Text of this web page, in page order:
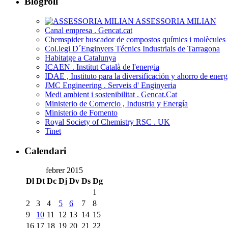
ASSESSORIA MILIAN
Canal empresa . Gencat.cat
Chemspider buscador de compostos químics i molècules
Col.legi D´Enginyers Técnics Industrials de Tarragona
Habitatge a Catalunya
ICAEN . Institut Català de l'energia
IDAE , Instituto para la diversificación y ahorro de
JMC Engineering . Serveis d' Enginyeria
Medi ambient i sostenibilitat . Gencat.Cat
Ministerio de Comercio , Industria y Energía
Ministerio de Fomento
Royal Society of Chemistry RSC . UK
Tinet
Calendari
febrer 2015
Dl Dt Dc Dj Dv Ds Dg
1
2
3 4 5 6 7
8
9
10 11 12 13 14 15
16 17 18 19 20 21 22